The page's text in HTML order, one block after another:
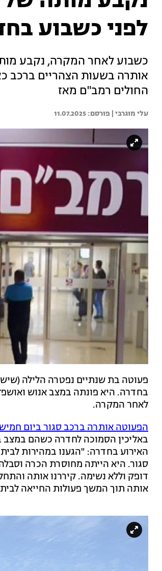
לפני כשבוע
כשבוע לאחר המקרה, נקבע
אותרה בשעות הצהריים ברכב
החולים רמב"ם מאז
עלי מוגרבי | 11.07.2025
פעוטה בת שנתיים נפטרה הלילה
בחדרה. היא פונתה במצב אנוש
לאחר המקרה.
הפעוטה אותרה ברכב סגור ביום
באליכין הסמוכה לחדרה כשהם במצב
האירוע בחדרה: "הגענו במהירות
סגור. היא הייתה מחוסרת הכרה
דופק וללא נשימה. קיררנו אותה
אותה תוך המשך פעולות החייאה